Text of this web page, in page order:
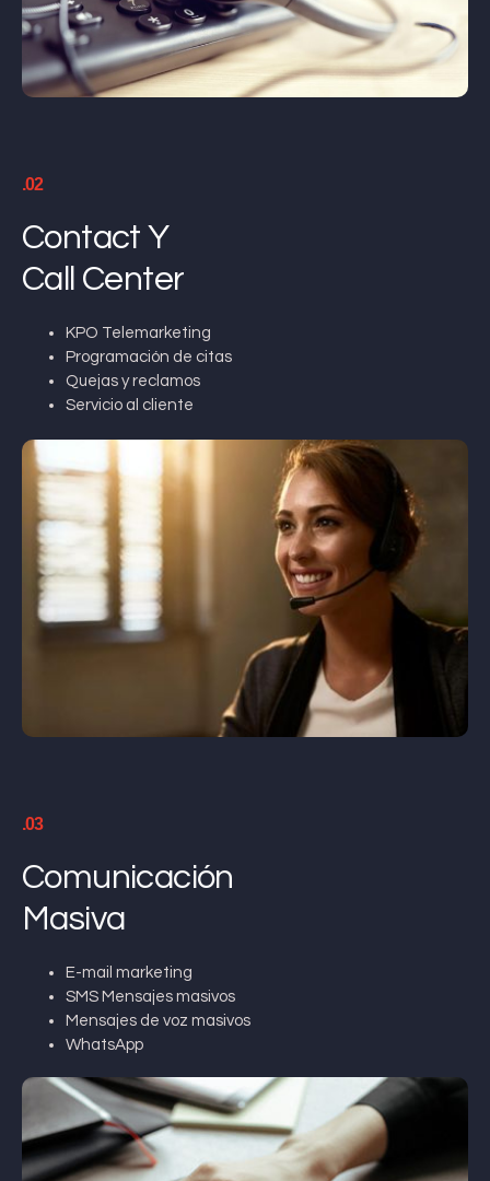
.02
Contact Y
Call Center
KPO Telemarketing
Programación de citas
Quejas y reclamos
Servicio al cliente
.03
Comunicación
Masiva
E-mail marketing
SMS Mensajes masivos
Mensajes de voz masivos
WhatsApp